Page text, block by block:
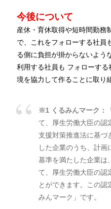
今後について
産休・育休取得や短時間勤務
で、これをフォローする社員
る側に負担が掛からないよう
利用する社員も フォローす
境を協力して作ることに取り
※1 くるみんマーク：
て、厚生労働大臣の認
支援対策推進法に基づ
した企業のうち、計
基準を満たした企業は
て、厚生労働大臣の認
とができます。この認
みんマーク」です。